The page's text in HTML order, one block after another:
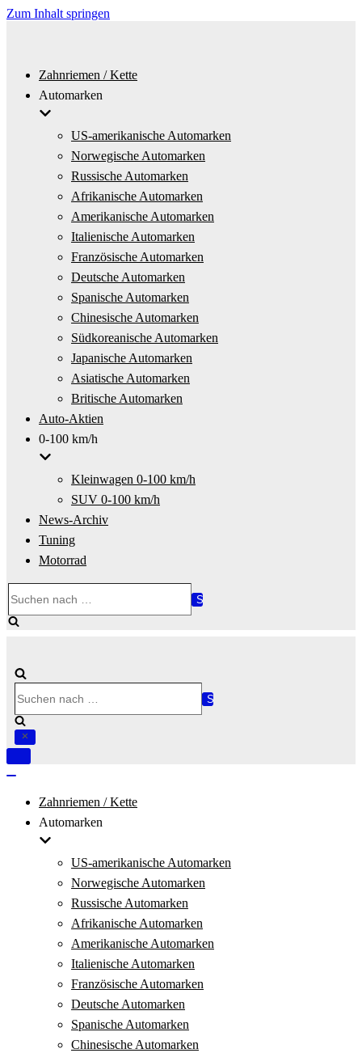
Zum Inhalt springen
Zahnriemen / Kette
Automarken
US-amerikanische Automarken
Norwegische Automarken
Russische Automarken
Afrikanische Automarken
Amerikanische Automarken
Italienische Automarken
Französische Automarken
Deutsche Automarken
Spanische Automarken
Chinesische Automarken
Südkoreanische Automarken
Japanische Automarken
Asiatische Automarken
Britische Automarken
Auto-Aktien
0-100 km/h
Kleinwagen 0-100 km/h
SUV 0-100 km/h
News-Archiv
Tuning
Motorrad
nach …
nach …
Navigation
Zahnriemen / Kette
Automarken
US-amerikanische Automarken
Norwegische Automarken
Russische Automarken
Afrikanische Automarken
Amerikanische Automarken
Italienische Automarken
Französische Automarken
Deutsche Automarken
Spanische Automarken
Chinesische Automarken